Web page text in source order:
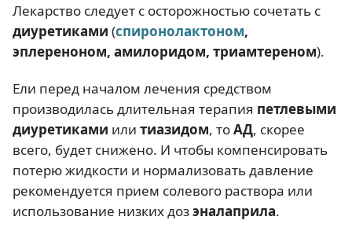
Лекарство следует с осторожностью сочетать с
диуретиками (спиронолактоном,
эплереноном, амилоридом, триамтереном).
Ели перед началом лечения средством
производилась длительная терапия петлевыми
диуретиками или тиазидом, тоАД, скорее
всего, будет снижено. И чтобы компенсировать
потерю жидкости и нормализовать давление
рекомендуется прием солевого раствора или
использование низких дозэналаприла.